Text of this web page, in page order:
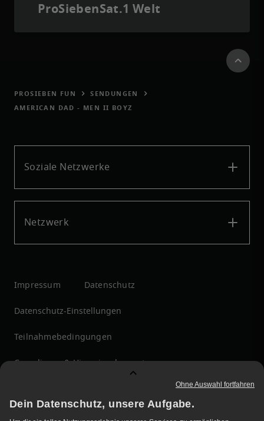
ProSiebenSat.1 Welt
PROSIEBEN FUN
SENDUNGEN
AMERICAN DAD - MEN II BOYZ
Soziale Netzwerke
Netzwerk
Impressum Datenschutz
Datenschutz-Einstellungen
Teilnahmebedingungen
Compliance & Hinweisgebersystem